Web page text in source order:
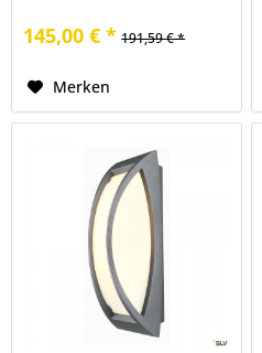
145,00 € * 191,59 € *
Merken